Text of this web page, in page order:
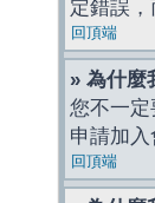
定錯誤，
回頂端
» 為什麼
您不一
申請加
回頂端